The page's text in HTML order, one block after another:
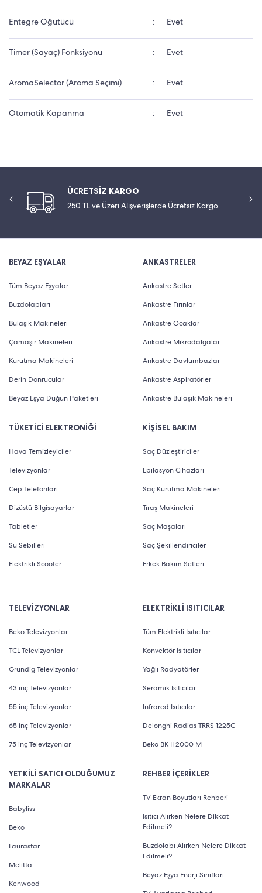
Entegre Öğütücü : Evet
Timer (Sayaç) Fonksiyonu : Evet
AromaSelector (Aroma Seçimi) : Evet
Otomatik Kapanma : Evet
ÜCRETSİZ KARGO
250 TL ve Üzeri Alışverişlerde Ücretsiz Kargo
BEYAZ EŞYALAR
Tüm Beyaz Eşyalar
Buzdolapları
Bulaşık Makineleri
Çamaşır Makineleri
Kurutma Makineleri
Derin Donrucular
Beyaz Eşya Düğün Paketleri
TÜKETİCİ ELEKTRONİĞİ
Hava Temizleyiciler
Televizyonlar
Cep Telefonları
Dizüstü Bilgisayarlar
Tabletler
Su Sebilleri
Elektrikli Scooter
ANKASTRELER
Ankastre Setler
Ankastre Fırınlar
Ankastre Ocaklar
Ankastre Mikrodalgalar
Ankastre Davlumbazlar
Ankastre Aspiratörler
Ankastre Bulaşık Makineleri
KİŞİSEL BAKIM
Saç Düzleştiriciler
Epilasyon Cihazları
Saç Kurutma Makineleri
Tıraş Makineleri
Saç Maşaları
Saç Şekillendiriciler
Erkek Bakım Setleri
TELEVİZYONLAR
Beko Televizyonlar
TCL Televizyonlar
Grundig Televizyonlar
43 inç Televizyonlar
55 inç Televizyonlar
65 inç Televizyonlar
75 inç Televizyonlar
YETKİLİ SATICI OLDUĞUMUZ
MARKALAR
Babyliss
Beko
Laurastar
Melitta
Kenwood
ELEKTRİKLİ ISITICILAR
Tüm Elektrikli Isıtıcılar
Konvektör Isıtıcılar
Yağlı Radyatörler
Seramik Isıtıcılar
Infrared Isıtıcılar
Delonghi Radias TRRS 1225C
Beko BK II 2000 M
REHBER İÇERİKLER
TV Ekran Boyutları Rehberi
Isıtıcı Alırken Nelere Dikkat
Edilmeli?
Buzdolabı Alırken Nelere Dikkat
Edilmeli?
Beyaz Eşya Enerji Sınıfları